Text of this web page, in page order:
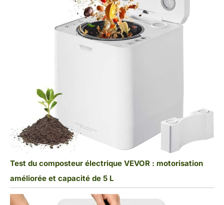
Test du composteur électrique VEVOR : motorisation
améliorée et capacité de 5 L